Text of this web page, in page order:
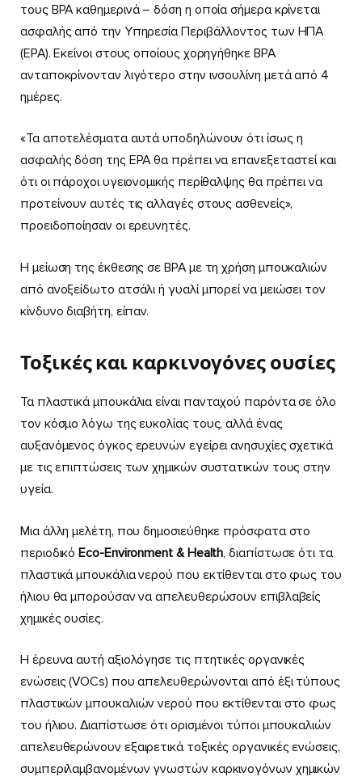
τους BPA καθημερινά – δόση η οποία σήμερα κρίνεται
ασφαλής από την Υπηρεσία Περιβάλλοντος των ΗΠΑ
(EPA). Εκείνοι στους οποίους χορηγήθηκε BPA
ανταποκρίνονταν λιγότερο στην ινσουλίνη μετά από 4
ημέρες.
«Τα αποτελέσματα αυτά υποδηλώνουν ότι ίσως η
ασφαλής δόση της EPA θα πρέπει να επανεξεταστεί και
ότι οι πάροχοι υγειονομικής περίθαλψης θα πρέπει να
προτείνουν αυτές τις αλλαγές στους ασθενείς»,
προειδοποίησαν οι ερευνητές.
Η μείωση της έκθεσης σε BPA με τη χρήση μπουκαλιών
από ανοξείδωτο ατσάλι ή γυαλί μπορεί να μειώσει τον
κίνδυνο διαβήτη, είπαν.
Τοξικές και καρκινογόνες ουσίες
Τα πλαστικά μπουκάλια είναι πανταχού παρόντα σε όλο
τον κόσμο λόγω της ευκολίας τους, αλλά ένας
αυξανόμενος όγκος ερευνών εγείρει ανησυχίες σχετικά
με τις επιπτώσεις των χημικών συστατικών τους στην
υγεία.
Μια άλλη μελέτη, που δημοσιεύθηκε πρόσφατα στο
περιοδικόEco-Environment & Health, διαπίστωσε ότι τα
πλαστικά μπουκάλια νερού που εκτίθενται στο φως του
ήλιου θα μπορούσαν να απελευθερώσουν επιβλαβείς
χημικές ουσίες.
Η έρευνα αυτή αξιολόγησε τις πτητικές οργανικές
ενώσεις (VOCs) που απελευθερώνονται από έξι τύπους
πλαστικών μπουκαλιών νερού που εκτίθενται στο φως
του ήλιου. Διαπίστωσε ότι ορισμένοι τύποι μπουκαλιών
απελευθερώνουν εξαιρετικά τοξικές οργανικές ενώσεις,
συμπεριλαμβανομένων γνωστών καρκινογόνων χημικών